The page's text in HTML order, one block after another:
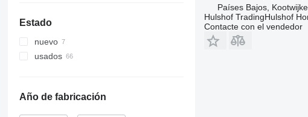
Estado
nuevo
usados
Año de fabricación
Países Bajos,
Hulshof TradingHulshof
Contacte con el vendedor